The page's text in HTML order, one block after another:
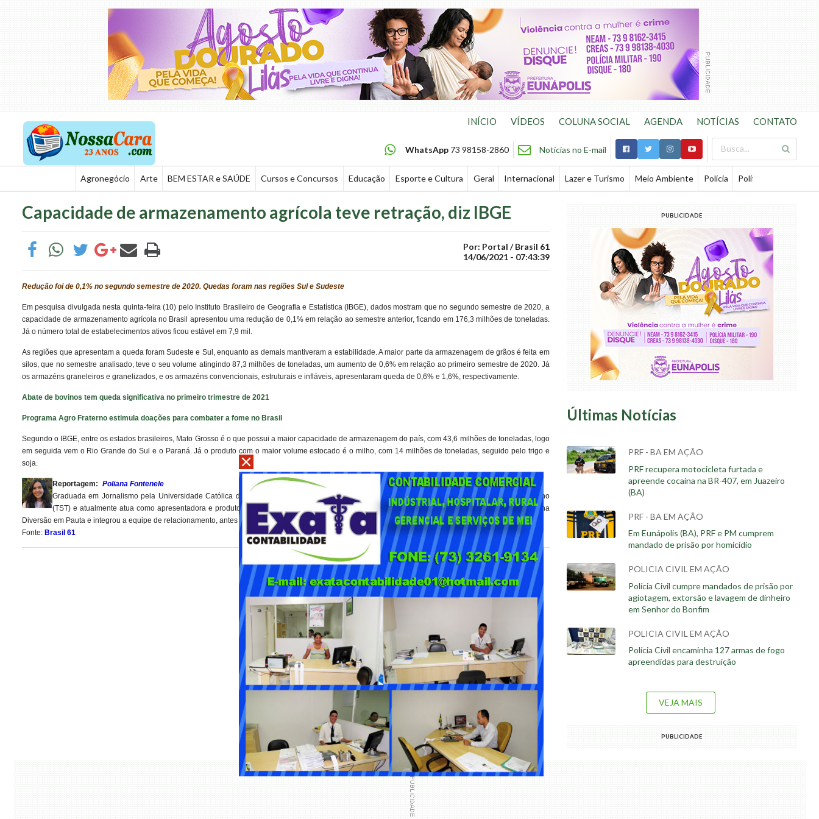
INÍCIO VÍDEOS COLUNA SOCIAL AGENDA NOTÍCIAS CONTATO
WhatsApp 73 98158-2860 Notícias no E-mail
Agronegócio Arte BEM ESTAR e SAÚDE Cursos e Concursos Educação Esporte e Cultura Geral Internacional Lazer e Turismo Meio Ambiente Polícia Política
Capacidade de armazenamento agrícola teve retração, diz IBGE
Por: Portal / Brasil 61
14/06/2021 - 07:43:39
Redução foi de 0,1% no segundo semestre de 2020. Quedas foram nas regiões Sul e Sudeste
Em pesquisa divulgada nesta quinta-feira (10) pelo Instituto Brasileiro de Geografia e Estatística (IBGE), dados mostram que no segundo semestre de 2020, a
capacidade de armazenamento agrícola no Brasil apresentou uma redução de 0,1% em relação ao semestre anterior, ficando em 176,3 milhões de toneladas.
Já o número total de estabelecimentos ativos ficou estável em 7,9 mil.
As regiões que apresentam a queda foram Sudeste e Sul, enquanto as demais mantiveram a estabilidade. A maior parte da armazenagem de grãos é feita em
silos, que no semestre analisado, teve o seu volume atingindo 87,3 milhões de toneladas, um aumento de 0,6% em relação ao primeiro semestre de 2020. Já
os armazéns graneleiros e granelizados, e os armazéns convencionais, estruturais e infláveis, apresentaram queda de 0,6% e 1,6%, respectivamente.
Abate de bovinos tem queda significativa no primeiro trimestre de 2021
Programa Agro Fraterno estimula doações para combater a fome no Brasil
Segundo o IBGE, entre os estados brasileiros, Mato Grosso é o que possui a maior capacidade de armazenagem do país, com 43,6 milhões de toneladas, logo
em seguida vem o Rio Grande do Sul e o Paraná. Já o produto com o maior volume estocado é o milho, com 14 milhões de toneladas, seguido pelo trigo e
soja.
Reportagem: Poliana Fontenele
Graduada em Jornalismo pela Universidade Católica de Brasília (UCB). Estagiou na Rádio Senado e no CRTV do Tribunal Superior do Trabalho
(TST) e atualmente atua como apresentadora e produtora no podcast cineaspectos. No Brasil 61, já realizou críticas de filmes para a antiga coluna
Diversão em Pauta e integrou a equipe de relacionamento, antes de vir para a redação.
Fonte: Brasil 61
PUBLICIDADE
Últimas Notícias
PRF - BA EM AÇÃO
PRF recupera motocicleta furtada e
apreende cocaína na BR-407, em Juazeiro
(BA)
PRF - BA EM AÇÃO
Em Eunápolis (BA), PRF e PM cumprem
mandado de prisão por homicídio
POLICIA CIVIL EM AÇÃO
Polícia Civil cumpre mandados de prisão por
agiotagem, extorsão e lavagem de dinheiro
em Senhor do Bonfim
POLICIA CIVIL EM AÇÃO
Polícia Civil encaminha 127 armas de fogo
apreendidas para destruição
VEJA MAIS
PUBLICIDADE